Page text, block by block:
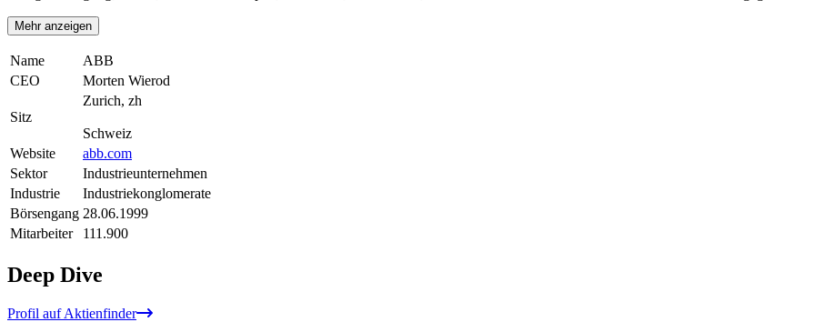
Mehr anzeigen
Name
ABB
CEO
Morten Wierod
Sitz
Zurich, zh
Schweiz
Website
abb.com
Sektor
Industrieunternehmen
Industrie
Industriekonglomerate
Börsengang 28.06.1999
Mitarbeiter
111.900
Deep Dive
Profil auf Aktienfinder